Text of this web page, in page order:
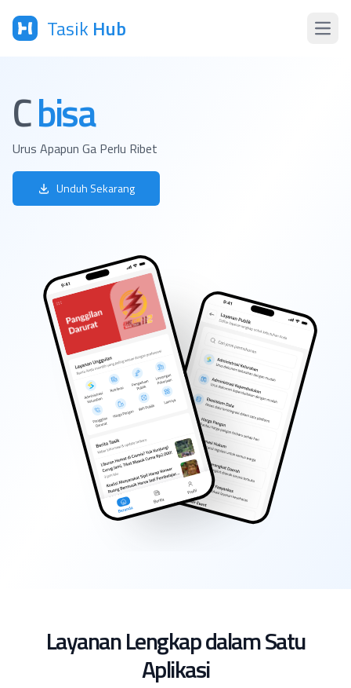
Tasik Hub Open
Cek Paj
Urus Apapun Ga Perlu Ribet
Unduh Sekarang
Layanan Lengkap dalam Satu
Aplikasi